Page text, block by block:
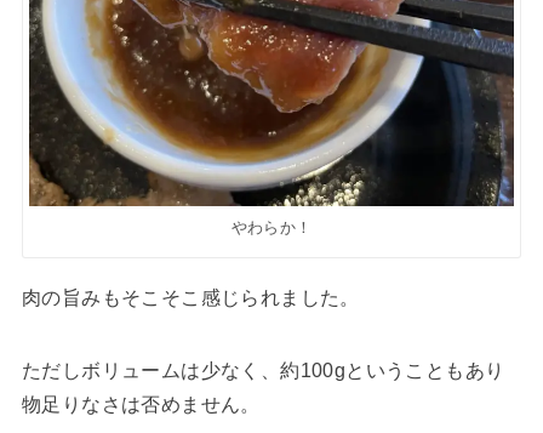
やわらか！
肉の旨みもそこそこ感じられました。
ただしボリュームは少なく、約100gということもあり
物足りなさは否めません。